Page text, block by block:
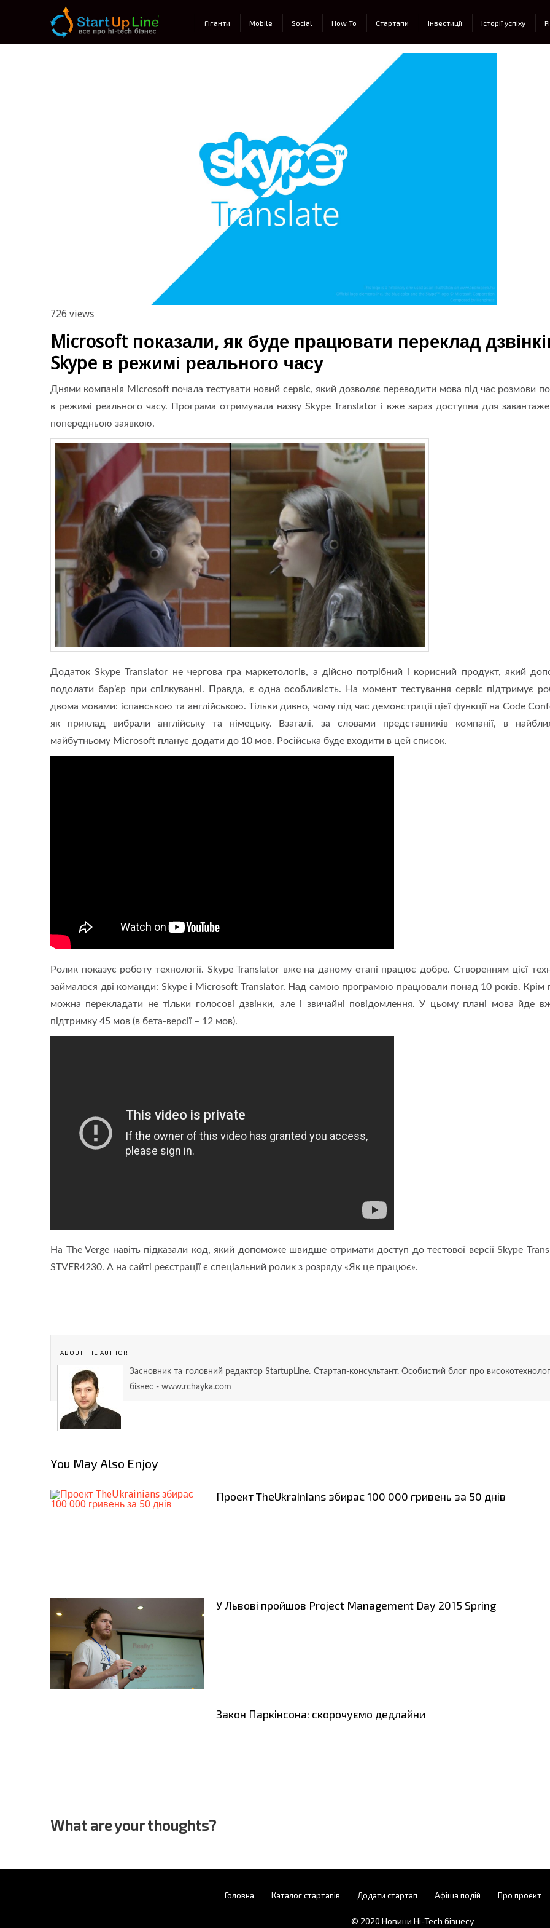
Main menu Гіганти Mobile Social How To Стартапи Інвестиції Історії успіху
726 views
Microsoft показали, як буде працювати переклад
Skype в режимі реального часу
Днями компанія Microsoft почала тестувати новий сервіс, який дозволяє переводити мова під час розмови
в режимі реального часу. Програма отримувала назву Skype Translator і вже зараз доступна для
попередньою заявкою.
Додаток Skype Translator не чергова гра маркетологів, а дійсно потрібний і корисний продукт, який
подолати бар’єр при спілкуванні. Правда, є одна особливість. На момент тестування сервіс підтримує
двома мовами: іспанською та англійською. Тільки дивно, чому під час демонстрації цієї функції на Code
як приклад вибрали англійську та німецьку. Взагалі, за словами представників компанії, в
майбутньому Microsoft планує додати до 10 мов. Російська буде входити в цей список.
Ролик показує роботу технології. Skype Translator вже на даному етапі працює добре. Створенням цієї
займалося дві команди: Skype і Microsoft Translator. Над самою програмою працювали понад 10 років. Крім
можна перекладати не тільки голосові дзвінки, але і звичайні повідомлення. У цьому плані мова йде
підтримку 45 мов (в бета-версії – 12 мов).
На The Verge навіть підказали код, який допоможе швидше отримати доступ до тестової версії Skype
STVER4230. А на сайті реєстрації є спеціальний ролик з розряду «Як це працює».
ABOUT THE AUTHOR
Засновник та головний редактор StartupLine. Стартап-консультант. Особистий блог про
бізнес - www.rchayka.com
You May Also Enjoy
Проект TheUkrainians збирає 100 000 гривень за 50 днів
У Львові пройшов Project Management Day 2015 Spring
Закон Паркінсона: скорочуємо дедлайни
What are your thoughts?
Головна Каталог стартапів Додати стартап Афіша подій Про проект
© 2020 Новини Hi-Tech бізнесу